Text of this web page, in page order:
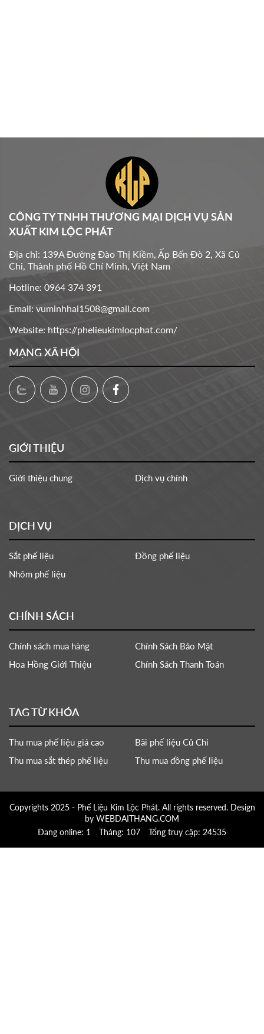
CÔNG TY TNHH THƯƠNG MẠI DỊCH VỤ SẢN
XUẤT KIM LỘC PHÁT
Địa chỉ: 139A Đường Đào Thị Kiềm, Ấp Bến Đò 2, Xã Củ
Chi, Thành phố Hồ Chí Minh, Việt Nam
Hotline: 0964 374 391
Email: vuminhhai1508@gmail.com
Website: https://phelieukimlocphat.com/
MẠNG XÃ HỘI
GIỚI THIỆU
Giới thiệu chung Dịch vụ chính
DỊCH VỤ
Sắt phế liệu
Đồng phế liệu
Nhôm phế liệu
CHÍNH SÁCH
Chính sách mua hàng
Chính Sách Bảo Mật
Hoa Hồng Giới Thiệu
Chính Sách Thanh Toán
TAG TỪ KHÓA
Thu mua phế liệu giá cao
Bãi phế liệu Củ Chi
Thu mua sắt thép phế liệu
Thu mua đồng phế liệu
Copyrights 2025 - Phế Liệu Kim Lộc Phát. All rights reserved. Design
by WEBDAITHANG.COM
Đang online: 1
Tháng: 107 Tổng truy cập: 24535